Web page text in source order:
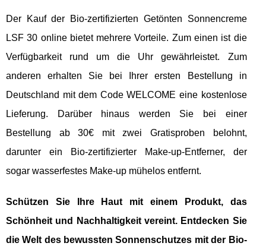
Der Kauf der Bio-zertifizierten Getönten Sonnencreme
LSF 30 online bietet mehrere Vorteile. Zum einen ist die
Verfügbarkeit rund um die Uhr gewährleistet. Zum
anderen erhalten Sie bei Ihrer ersten Bestellung in
Deutschland mit dem Code WELCOME eine kostenlose
Lieferung. Darüber hinaus werden Sie bei einer
Bestellung ab 30€ mit zwei Gratisproben belohnt,
darunter ein Bio-zertifizierter Make-up-Entferner, der
sogar wasserfestes Make-up mühelos entfernt.
Schützen Sie Ihre Haut mit einem Produkt, das
Schönheit und Nachhaltigkeit vereint. Entdecken Sie
die Welt des bewussten Sonnenschutzes mit der Bio-